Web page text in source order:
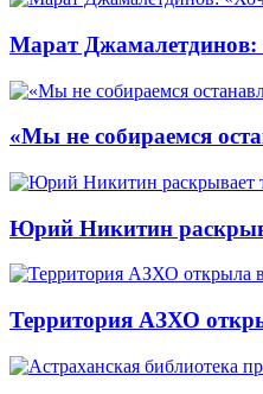
Марат Джамалетдинов:
«Мы не собираемся
Юрий Никитин
Территория АЗХО